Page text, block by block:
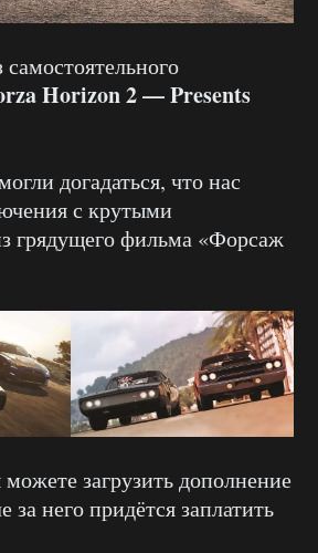
Horizon 2 — Presents
догадаться, что нас
с крутыми
грядущего фильма «Форсаж
загрузить дополнение
за него придётся заплатить